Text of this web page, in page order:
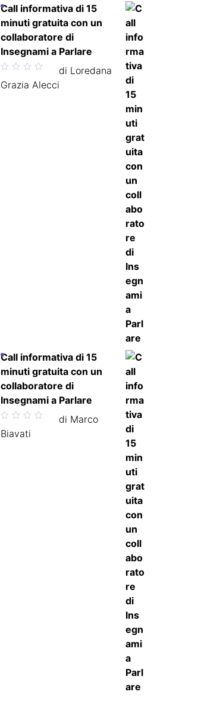
Call informativa di 15
minuti gratuita con un
collaboratore di
Insegnami a Parlare
Valutato
5 su 5
di Loredana
Grazia Alecci
Call informativa di 15
minuti gratuita con un
collaboratore di
Insegnami a Parlare
Valutato
5su 5
di Marco
Biavati